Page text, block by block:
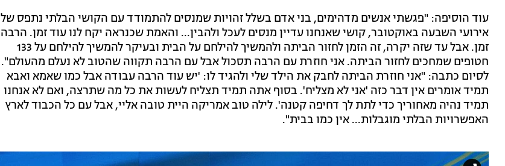
עוד הוסיפה: "פגשתי אנשים מדהימים, בני אדם בשלל זהויות שמנסים להתמודד עם הקושי הבלתי נתפס של
אירועי השבעה באוקטובר, קושי שאנחנו עדיין מנסים לעכל ולהבין... והאמת שכנראה יקח לנו עוד זמן. הרבה
זמן. אבל עד שזה יקרה, זה הזמן לחזור הביתה ולהמשיך להילחם על הבית ובעיקר להמשיך להילחם על 133
חטופים שמחכים לחזור הביתה. אני חוזרת עם הרבה תסכול אבל עם הרבה תקווה שהטוב לא נעלם מהעולם".
לסיום כתבה: "אני חוזרת הביתה לחבק את הילד שלי ולהגיד לו: 'יש עוד הרבה עבודה אבל כמו שאמא ואבא
תמיד אומרים אין דבר כזה 'אני לא מצליח'. בסוף אתה תמיד תצליח לעשות את כל מה שתרצה, ואם לא אנחנו
תמיד נהיה מאחוריך כדי לתת לך דחיפה קטנה'. לילה טוב אמריקה היית טובה אליי, אבל עם כל הכבוד לארץ
האפשרויות הבלתי מוגבלות... אין כמו בבית".